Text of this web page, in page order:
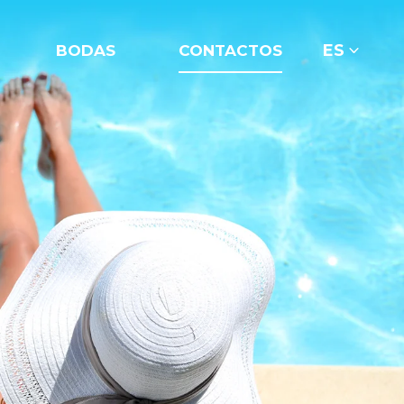
BODAS CONTACTOS ES